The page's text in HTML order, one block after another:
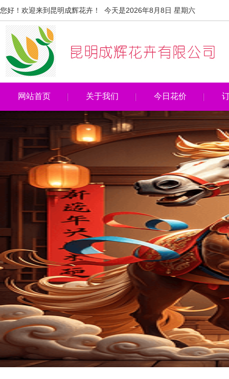
您好！欢迎来到昆明成辉花卉！ 今天是2026年8月8日 星期六
网站首页 关于我们 今日花价